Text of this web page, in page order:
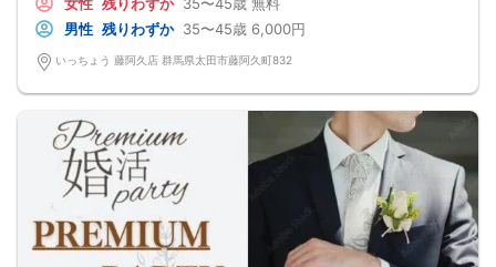
2026年8月30日(日曜)
【参加条件】
独身男性・独身女性
男性：３５歳～４５歳の方
女性：３５歳～４５歳の方
特別ありません
【定員】
３２名まで（最少開催2：2）
【飲食内容】
食事：スイーツ
飲物：2ドリンク（ソフトドリンク）
【開催地】
海山亭いっちょう 藤阿久店
住所： 群馬県太田市藤阿久町832
男性 残りわずか 35〜45歳 6,000円
いっちょう 藤阿久店 群馬県太田市藤阿久町832